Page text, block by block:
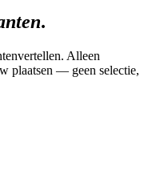
.
Alleen
plaatsen — geen selectie,